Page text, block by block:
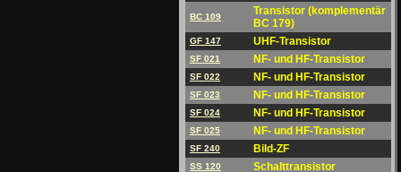
BC 109
Transistor (komplementär
BC 179)
GF 147 UHF-Transistor
SF 021 NF- und HF-Transistor
SF 022 NF- und HF-Transistor
SF 023 NF- und HF-Transistor
SF 024 NF- und HF-Transistor
SF 025 NF- und HF-Transistor
SF 240 Bild-ZF
SS 120 Schalttransistor